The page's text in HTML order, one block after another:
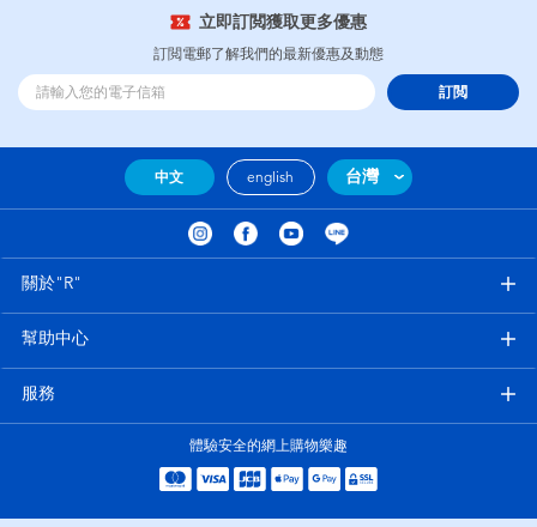
立即訂閲獲取更多優惠
訂閲電郵了解我們的最新優惠及動態
訂閲
中文 english 台灣
關於"R"
幫助中心
服務
體驗安全的網上購物樂趣